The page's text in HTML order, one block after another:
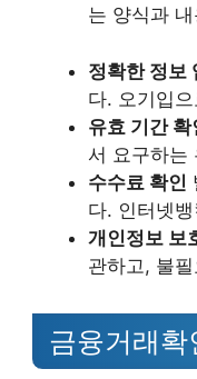
는 양식과
정확한 정보
다. 오기입
유효 기간 확
서 요구하는
수수료 확인
다. 인터넷
개인정보 보
관하고, 불
금융거래확